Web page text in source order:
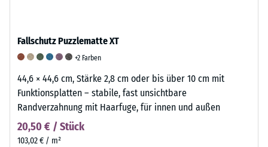
Fallschutz Puzzlematte XT
+2 Farben
44,6 × 44,6 cm, Stärke 2,8 cm oder bis über 10 cm mit
Funktionsplatten – stabile, fast unsichtbare
Randverzahnung mit Haarfuge, für innen und außen
20,50 € / Stück
103,02 € / m²